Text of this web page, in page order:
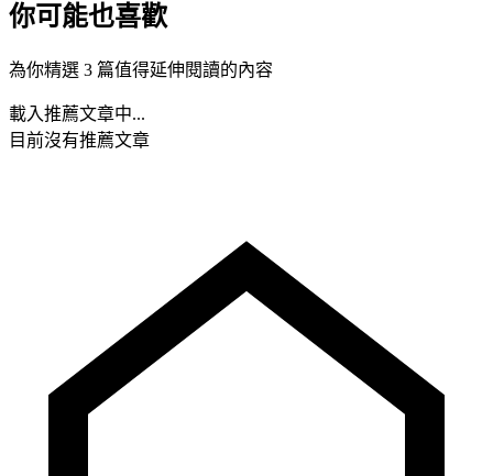
你可能也喜歡
為你精選 3 篇值得延伸閱讀的內容
載入推薦文章中...
目前沒有推薦文章